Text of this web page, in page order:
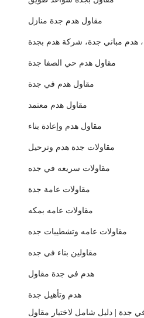
مقاول هدم جدة منازل
هدم مباني جدة، شركة هدم بجدة
مقاول هدم حي الصفا جدة
مقاول هدم في جدة
مقاول هدم معتمد
مقاول هدم وإعادة بناء
مقاولات جدة هدم وترحيل
مقاولات سريعه في جده
مقاولات عامة جدة
مقاولات عامه بمكه
مقاولات عامه وتشطيبات جده
مقاولين بناء في جده
هدم في جدة مقاول
هدم وتأهيل جدة
جدة | دليل شامل لاختيار مقاول